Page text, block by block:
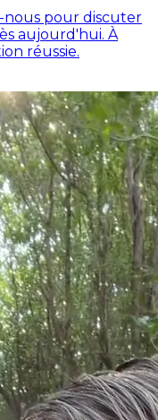
nous pour discuter
aujourd'hui. À
réussie.